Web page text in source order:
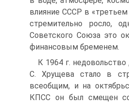
влияние СССР в
стремительно росло,
Советского Союза это
финансовым бременем.
К 1964 г.
С. Хрущева стало в
всеобщим, и на
КПСС он был смещен